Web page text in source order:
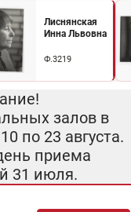
Лиснянская
Инна Львовна
Ф.3219
залов в
по 23 августа.
приема
31 июля.